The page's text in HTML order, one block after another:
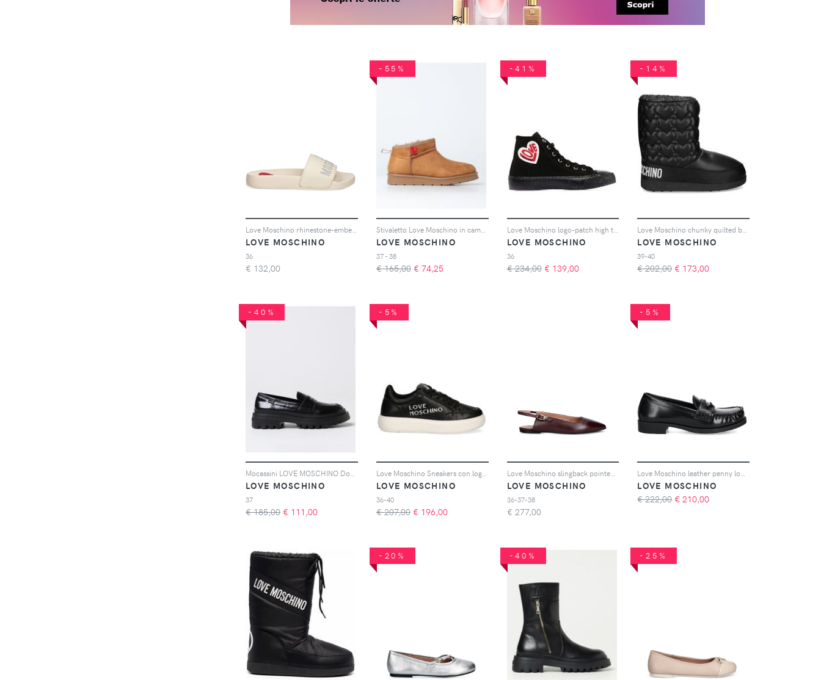
LOVE MOSCHINO
36
€ 132,00
-55%
Stivaletto Love Moschino in camoscio
LOVE MOSCHINO
37 - 38
€ 165,00 € 74,25
-41%
Love Moschino logo-patch high top sneakers - 000 NERO
LOVE MOSCHINO
36
€ 234,00 € 139,00
-14%
LOVE MOSCHINO
39-40
€ 202,00 € 173,00
-40%
LOVE MOSCHINO
37
€ 185,00 € 111,00
-5%
Love Moschino Sneakers con logo - Nero
LOVE MOSCHINO
36-40
€ 207,00 € 196,00
Love Moschino slingback pointed-toe ballet flats - Rosso
LOVE MOSCHINO
36-37-38
€ 277,00
-5%
LOVE MOSCHINO
€ 222,00 € 210,00
-20% -40% -25%